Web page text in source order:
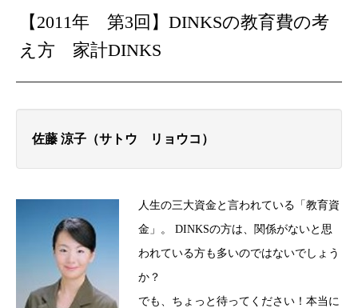
【2011年 第3回】DINKSの教育費の考
え方 家計DINKS
佐藤 涼子（サトウ リョウコ）
人生の三大資金と言われている「教育資
金」。 DINKSの方は、関係がないと思
われている方も多いのではないでしょう
か？
でも、ちょっと待ってください！本当に